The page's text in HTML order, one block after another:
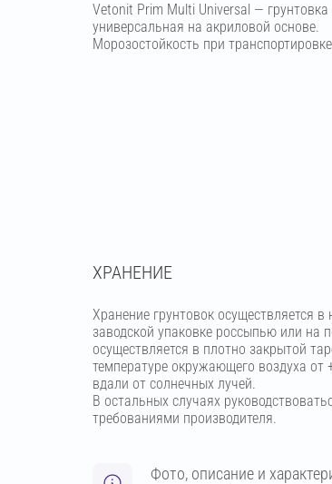
Vetonit Prim Multi Universal — грунтовка
универсальная на акриловой основе.
Морозостойкость при
ХРАНЕНИЕ
Хранение грунтовок осуществляется в
заводской упаковке россыпью или на
осуществляется в плотно закрытой
температуре окружающего воздуха от
вдали от солнечных лучей.
В остальных случаях
требованиями производителя.
Фото, описание и